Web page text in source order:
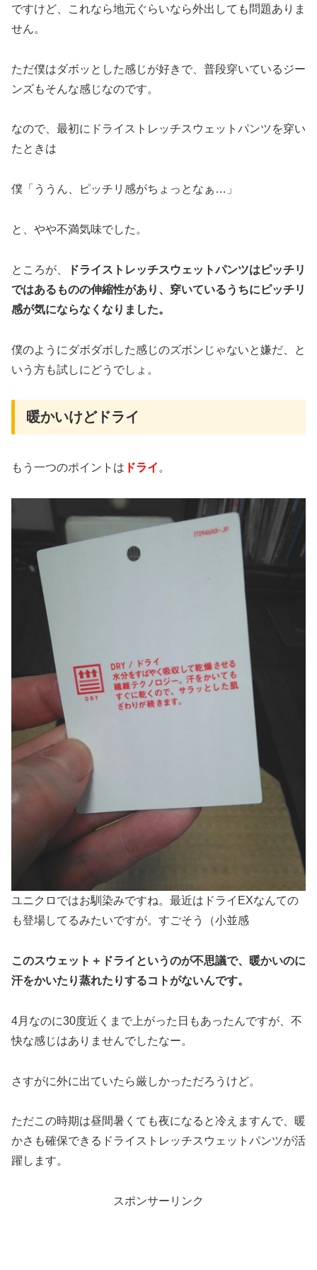
ですけど、これなら地元ぐらいなら外出しても問題ありま
せん。
ただ僕はダボッとした感じが好きで、普段穿いているジー
ンズもそんな感じなのです。
なので、最初にドライストレッチスウェットパンツを穿い
たときは
僕「ううん、ピッチリ感がちょっとなぁ…」
と、やや不満気味でした。
ところが、
ドライストレッチスウェットパンツはピッチリ
ではあるものの伸縮性があり、穿いているうちにピッチリ
感が気にならなくなりました。
僕のようにダボダボした感じのズボンじゃないと嫌だ、と
いう方も試しにどうでしょ。
暖かいけどドライ
もう一つのポイントは ドライ 。
ユニクロではお馴染みですね。最近はドライEXなんての
も登場してるみたいですが。すごそう（小並感
このスウェット＋ドライというのが不思議で、暖かいのに
汗をかいたり蒸れたりするコトがないんです。
4月なのに30度近くまで上がった日もあったんですが、不
快な感じはありませんでしたなー。
さすがに外に出ていたら厳しかっただろうけど。
ただこの時期は昼間暑くても夜になると冷えますんで、暖
かさも確保できるドライストレッチスウェットパンツが活
躍します。
スポンサーリンク